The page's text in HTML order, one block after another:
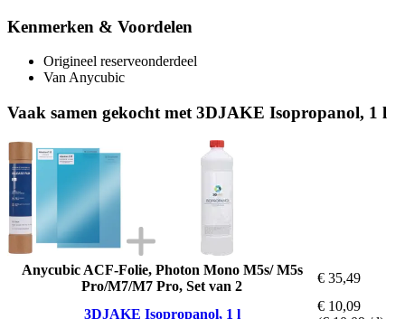
Kenmerken & Voordelen
Origineel reserveonderdeel
Van Anycubic
Vaak samen gekocht met 3DJAKE Isopropanol, 1 l
Anycubic ACF-Folie, Photon Mono M5s/ M5s
Pro/M7/M7 Pro, Set van 2
€ 35,49
3DJAKE Isopropanol, 1 l
€ 10,09